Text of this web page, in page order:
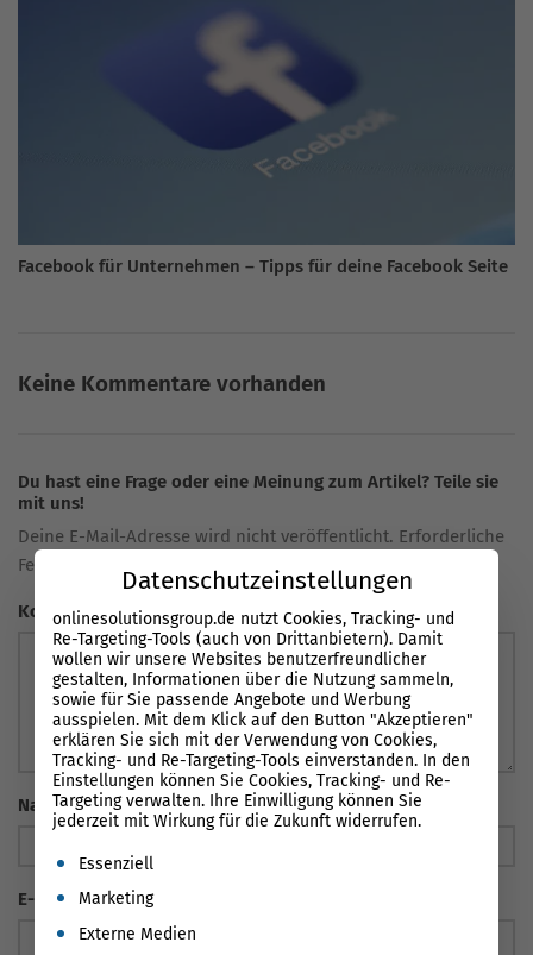
Facebook für Unternehmen – Tipps für deine Facebook Seite
Keine Kommentare vorhanden
Du hast eine Frage oder eine Meinung zum Artikel? Teile sie
mit uns!
Deine E-Mail-Adresse wird nicht veröffentlicht. Erforderliche
Felder sind markiert *
Kommentar
Name *
E-Mail Adresse *
Datenschutzeinstellungen
onlinesolutionsgroup.de nutzt Cookies, Tracking- und
Re-Targeting-Tools (auch von Drittanbietern). Damit
wollen wir unsere Websites benutzerfreundlicher
gestalten, Informationen über die Nutzung sammeln,
sowie für Sie passende Angebote und Werbung
ausspielen. Mit dem Klick auf den Button "Akzeptieren"
erklären Sie sich mit der Verwendung von Cookies,
Tracking- und Re-Targeting-Tools einverstanden. In den
Einstellungen können Sie Cookies, Tracking- und Re-
Targeting verwalten. Ihre Einwilligung können Sie
jederzeit mit Wirkung für die Zukunft widerrufen.
Es folgt eine Liste der Service-Gruppen, für die eine
Essenziell
Marketing
Externe Medien